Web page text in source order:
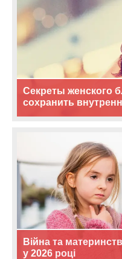
Секреты женского
сохранить
Війна та
у 2026 році